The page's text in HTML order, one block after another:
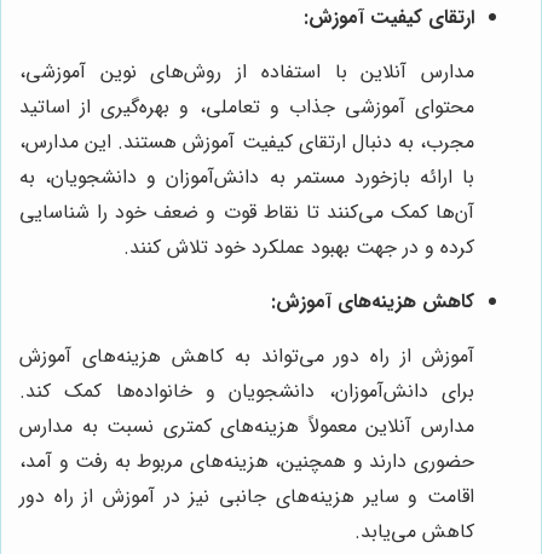
ارتقای کیفیت آموزش:
مدارس آنلاین با استفاده از روش‌های نوین آموزشی،
محتوای آموزشی جذاب و تعاملی، و بهره‌گیری از اساتید
مجرب، به دنبال ارتقای کیفیت آموزش هستند. این مدارس،
با ارائه بازخورد مستمر به دانش‌آموزان و دانشجویان، به
آن‌ها کمک می‌کنند تا نقاط قوت و ضعف خود را شناسایی
کرده و در جهت بهبود عملکرد خود تلاش کنند.
کاهش هزینه‌های آموزش:
آموزش از راه دور می‌تواند به کاهش هزینه‌های آموزش
برای دانش‌آموزان، دانشجویان و خانواده‌ها کمک کند.
مدارس آنلاین معمولاً هزینه‌های کمتری نسبت به مدارس
حضوری دارند و همچنین، هزینه‌های مربوط به رفت و آمد،
اقامت و سایر هزینه‌های جانبی نیز در آموزش از راه دور
کاهش می‌یابد.